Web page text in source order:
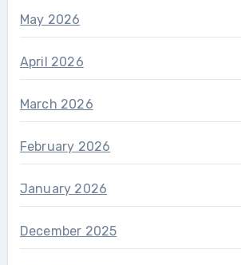
May 2026
April 2026
March 2026
February 2026
January 2026
December 2025